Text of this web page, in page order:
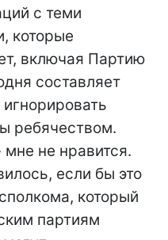
с теми
которые
включая Партию
составляет
ребячеством.
не нравится.
если бы это
который
партиям